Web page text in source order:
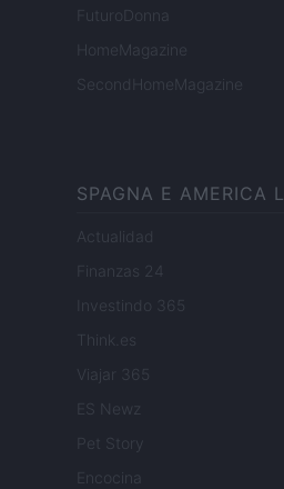
FuturoDonna
HomeMagazine
SecondHomeMagazine
SPAGNA E AMERICA
Actualidad
Finanzas 24
Investindo 365
Think.es
Viajar 365
ES Newz
Pet Story
Encocina